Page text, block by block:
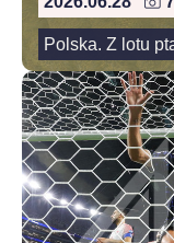
Polska. Z lotu